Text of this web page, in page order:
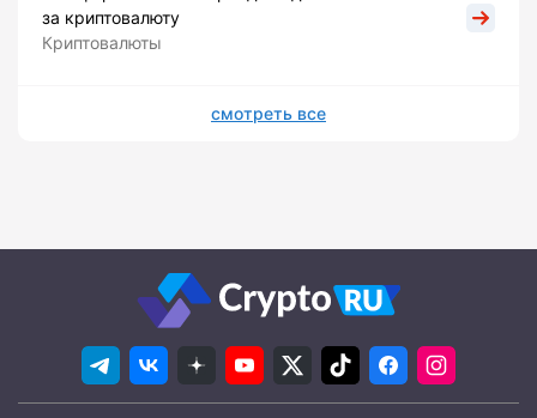
за криптовалюту
Криптовалюты
смотреть все